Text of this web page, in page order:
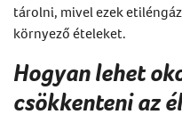
tárolni, mivel ezek
környező ételeket.
Hogyan lehet
csökkenteni az